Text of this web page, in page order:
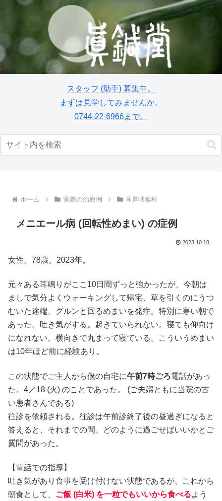
スタッフ (助手) 募集中。
まずは見学してみませんか。
0744-22-6966まで。
ホーム 実際の治療例 耳鼻咽喉科
メニエール病 (回転性めまい) の症例
2023.10.18
女性。78歳。2023年。
元々ある耳鳴りがここ10日間ずっと強かったが、今朝は
ましで気分よくウォーキングして帰宅、草を引くのにうつ
むいた途端、グルンと回るめまいを発症。特別に寒い朝で
あった。吐き気がする。起きていられない。寝ても仰向け
になれない。横向きで丸まって寝ている。こういうめまい
は10年ほど前に経験あり。
この状態でご主人から僕の自宅に午前7時ごろ電話があっ
た。4／18 (火) のことであった。 (ご夫婦ともに当院の古
い患者さんである)
往診を依頼される。往診は午前診終了後の昼過ぎになると
答えると、それまでの間、どのように過ごせばいいかとご
質問があった。
【電話での指導】
吐き気があり食事を受け付けない状態であるが、これから
朝食として、 ご飯 (白米) を一粒でもいいから食べるよう